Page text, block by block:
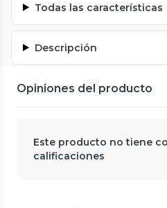
Todas las características
Descripción
Opiniones del producto
Este producto no tiene
calificaciones